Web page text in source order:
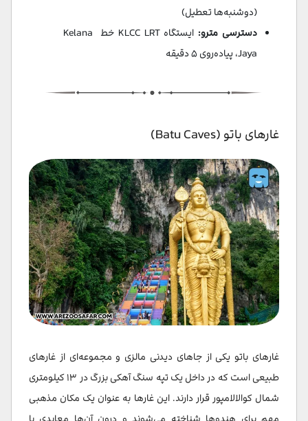
(دوشنبه‌ها تعطیل)
دسترسی مترو:
ایستگاه KLCC LRT خط Kelana
Jaya، پیاده‌روی ۵ دقیقه
غارهای باتو (Batu Caves)
غارهای باتو یکی از جاهای دیدنی مالزی و مجموعه‌ای از غارهای
طبیعی است که در داخل یک تپه سنگ آهکی بزرگ در ۱۳ کیلومتری
شمال کوالالامپور قرار دارند. این غارها به عنوان یک مکان مذهبی